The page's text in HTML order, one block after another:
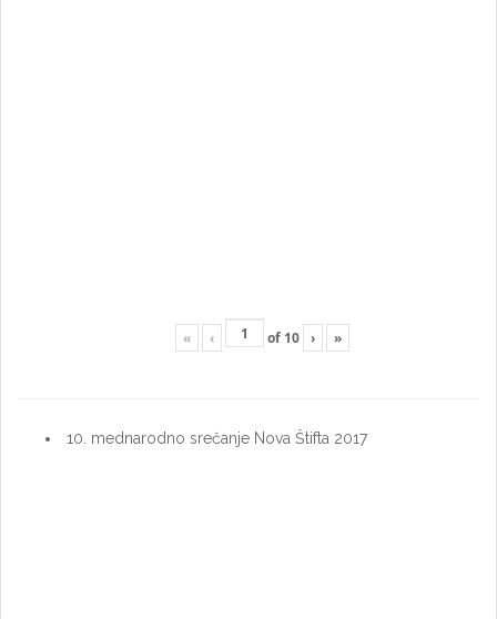
« ‹ of 10 › »
10. mednarodno srečanje Nova Štifta 2017